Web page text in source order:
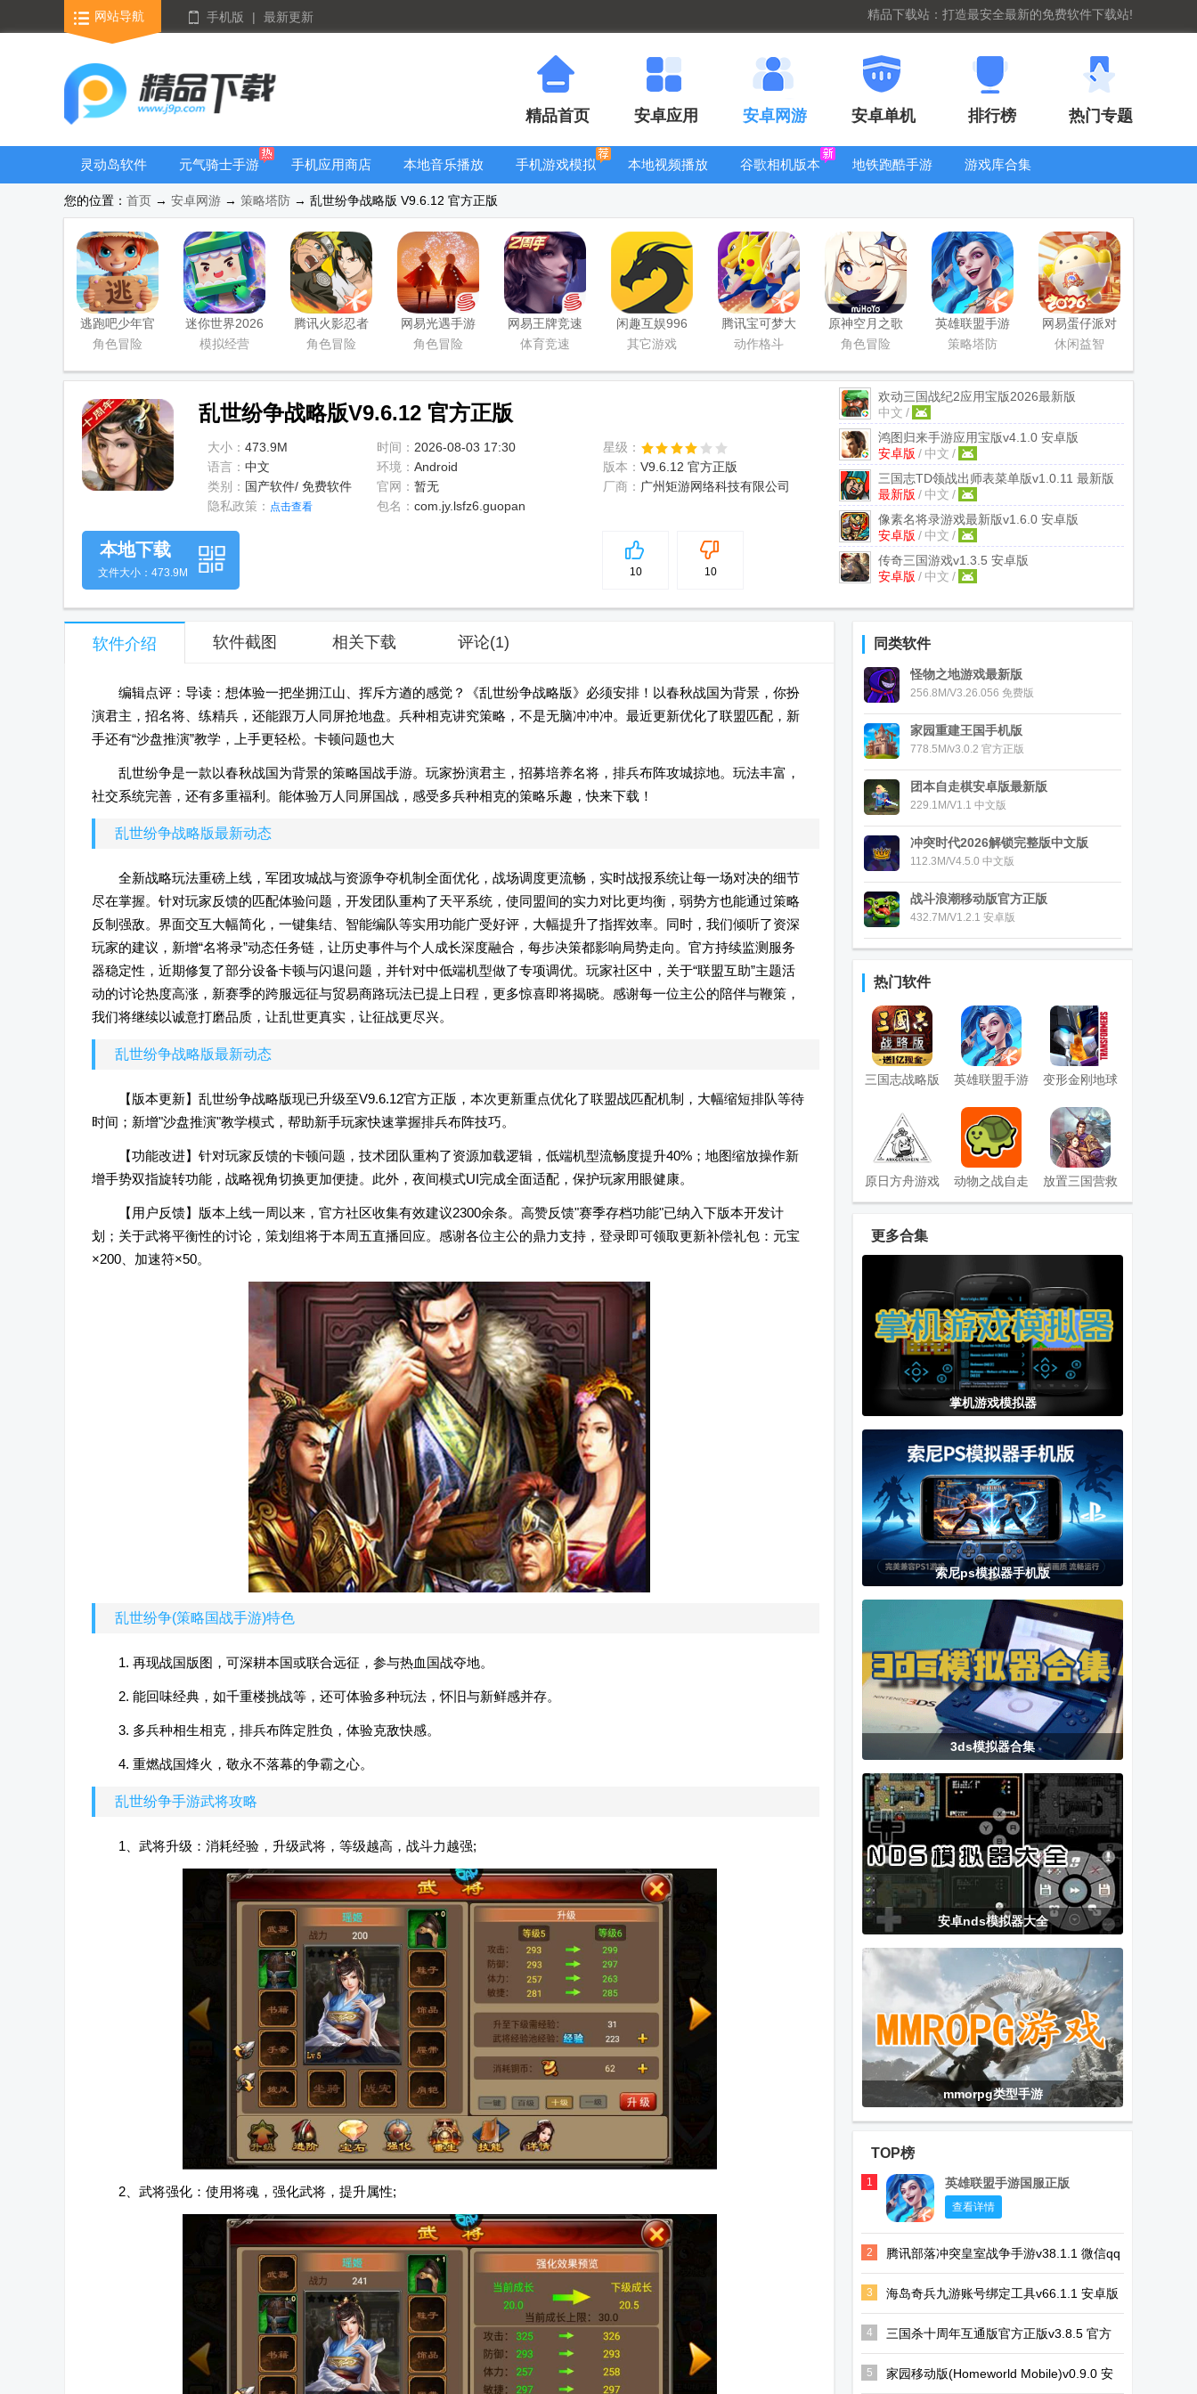
网站导航 手机版 | 最新更新 精品下载站：打造最安全最新的免费软件下载站!
精品首页 安卓应用 安卓网游 安卓单机 排行榜 热门专题
灵动岛软件
元气骑士手游
手机应用商店
本地音乐播放
手机游戏模拟
本地视频播放
谷歌相机版本
地铁跑酷手游
游戏库合集
看器
您的位置： 首页 → 安卓网游 → 策略塔防 → 乱世纷争战略版 V9.6.12 官方正版
逃跑吧少年官
方版
角色冒险
迷你世界2026
最新升级版
模拟经营
腾讯火影忍者
忍者新世代
角色冒险
网易光遇手游
正版
角色冒险
网易王牌竞速
手游
体育竞速
闲趣互娱996
传奇盒子官方
其它游戏
腾讯宝可梦大
集结国服正式
动作格斗
原神空月之歌
版本
角色冒险
英雄联盟手游
国服正版
策略塔防
网易蛋仔派对
工坊版游戏
休闲益智
乱世纷争战略版V9.6.12 官方正版
大小： 473.9M 时间： 2026-08-03 17:30
星级：
语言： 中文 环境： Android 版本： V9.6.12 官方正版
类别： 国产软件/ 免费软件 官网： 暂无 厂商： 广州矩游网络科技有限公司
隐私政策： 点击查看 包名： com.jy.lsfz6.guopan
欢动三国战纪2应用宝版2026最新版
v2.46.0.0 手机版
中文 /
鸿图归来手游应用宝版v4.1.0 安卓版
安卓版 / 中文 /
三国志TD领战出师表菜单版v1.0.11 最新版
最新版 / 中文 /
像素名将录游戏最新版v1.6.0 安卓版
安卓版 / 中文 /
传奇三国游戏v1.3.5 安卓版
安卓版 / 中文 /
5
10 10
本地下载
文件大小：473.9M
软件介绍 软件截图 相关下载 评论(1)
编辑点评：导读：想体验一把坐拥江山、挥斥方遒的感觉？《乱世纷争战略版》必须安排！以春秋战国为背景，你扮
演君主，招名将、练精兵，还能跟万人同屏抢地盘。兵种相克讲究策略，不是无脑冲冲冲。最近更新优化了联盟匹配，新
手还有“沙盘推演”教学，上手更轻松。卡顿问题也大
乱世纷争是一款以春秋战国为背景的策略国战手游。玩家扮演君主，招募培养名将，排兵布阵攻城掠地。玩法丰富，
社交系统完善，还有多重福利。能体验万人同屏国战，感受多兵种相克的策略乐趣，快来下载！
乱世纷争战略版最新动态
全新战略玩法重磅上线，军团攻城战与资源争夺机制全面优化，战场调度更流畅，实时战报系统让每一场对决的细节
尽在掌握。针对玩家反馈的匹配体验问题，开发团队重构了天平系统，使同盟间的实力对比更均衡，弱势方也能通过策略
反制强敌。界面交互大幅简化，一键集结、智能编队等实用功能广受好评，大幅提升了指挥效率。同时，我们倾听了资深
玩家的建议，新增“名将录”动态任务链，让历史事件与个人成长深度融合，每步决策都影响局势走向。官方持续监测服务
器稳定性，近期修复了部分设备卡顿与闪退问题，并针对中低端机型做了专项调优。玩家社区中，关于“联盟互助”主题活
动的讨论热度高涨，新赛季的跨服远征与贸易商路玩法已提上日程，更多惊喜即将揭晓。感谢每一位主公的陪伴与鞭策，
我们将继续以诚意打磨品质，让乱世更真实，让征战更尽兴。
乱世纷争战略版最新动态
【版本更新】乱世纷争战略版现已升级至V9.6.12官方正版，本次更新重点优化了联盟战匹配机制，大幅缩短排队等待
时间；新增"沙盘推演"教学模式，帮助新手玩家快速掌握排兵布阵技巧。
【功能改进】针对玩家反馈的卡顿问题，技术团队重构了资源加载逻辑，低端机型流畅度提升40%；地图缩放操作新
增手势双指旋转功能，战略视角切换更加便捷。此外，夜间模式UI完成全面适配，保护玩家用眼健康。
【用户反馈】版本上线一周以来，官方社区收集有效建议2300余条。高赞反馈"赛季存档功能"已纳入下版本开发计
划；关于武将平衡性的讨论，策划组将于本周五直播回应。感谢各位主公的鼎力支持，登录即可领取更新补偿礼包：元宝
×200、加速符×50。
乱世纷争(策略国战手游)特色
1. 再现战国版图，可深耕本国或联合远征，参与热血国战夺地。
2. 能回味经典，如千重楼挑战等，还可体验多种玩法，怀旧与新鲜感并存。
3. 多兵种相生相克，排兵布阵定胜负，体验克敌快感。
4. 重燃战国烽火，敬永不落幕的争霸之心。
乱世纷争手游武将攻略
1、武将升级：消耗经验，升级武将，等级越高，战斗力越强;
2、武将强化：使用将魂，强化武将，提升属性;
同类软件
怪物之地游戏最新版
256.8M/V3.26.056 免费版
家园重建王国手机版
778.5M/v3.0.2 官方正版
团本自走棋安卓版最新版
229.1M/V1.1 中文版
冲突时代2026解锁完整版中文版
112.3M/V4.5.0 中文版
战斗浪潮移动版官方正版
432.7M/V1.2.1 安卓版
热门软件
三国志战略版
英雄联盟手游
国服正版
变形金刚地球
之战手游国际
服
(Transformers)
原日方舟游戏
安卓版
动物之战自走
棋Super Auto
放置三国营救
貂蝉手游
落冲突皇室战
争国际服
万国觉醒国际
服安卓版
欢乐途游斗地
异世江湖官服
最新版
古剑世界放置
WIE模拟器安
卓手机版
孤龙山异兽版
PS4模拟器安
卓版
(BachataS4)
EclipseDS模
FBN街机HD最
新版
FC模拟器
(NES.emu完
美汉化版)
更多合集
掌机游戏模拟器
索尼ps模拟器手机版
3ds模拟器合集
安卓nds模拟器大全
mmorpg类型手游
TOP榜
1 英雄联盟手游国服正版
查看详情
2
腾讯部落冲突皇室战争手游v38.1.1 微信qq
一键登录版
3 海岛奇兵九游账号绑定工具v66.1.1 安卓版
4
三国杀十周年互通版官方正版v3.8.5 官方
最新版
5
家园移动版(Homeworld Mobile)v0.9.0 安